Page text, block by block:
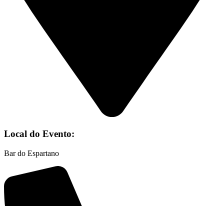
Local do Evento:
Bar do Espartano